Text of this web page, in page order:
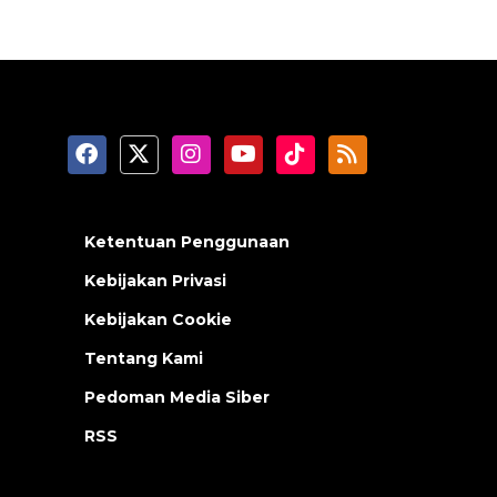
Ketentuan Penggunaan
Kebijakan Privasi
Kebijakan Cookie
Tentang Kami
Pedoman Media Siber
RSS